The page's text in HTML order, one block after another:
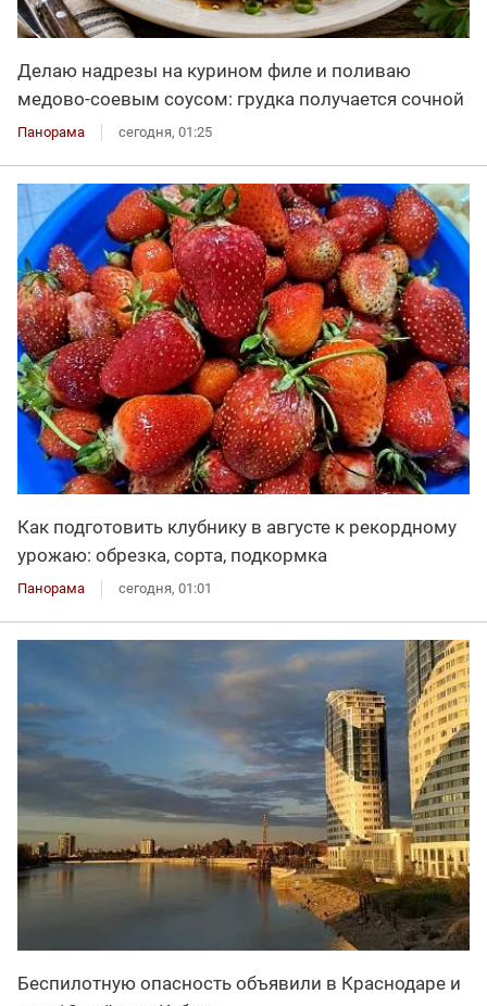
Делаю надрезы на курином филе и поливаю
медово-соевым соусом: грудка получается сочной
Панорама сегодня, 01:25
Как подготовить клубнику в августе к рекордному
урожаю: обрезка, сорта, подкормка
Панорама сегодня, 01:01
Беспилотную опасность объявили в Краснодаре и